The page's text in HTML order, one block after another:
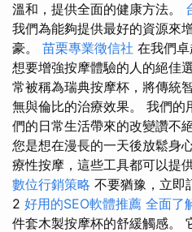
溫和，提供全面的健康方法。
我們為能夠提供最好的資源來
豪。 苗栗專業徵信社 在我們
想要增強按摩體驗的人的絕佳
常被稱為瑞典按摩杯，將傳統
無與倫比的治療效果。 我們的
們的日常生活帶來的改變讚不
您是想在漫長的一天後放鬆身
療性按摩，這些工具都可以提
數位行銷策略 不要猶豫，立即
2 好用的SEO軟體推薦 全面了
件套木製按摩杯的舒緩觸感。